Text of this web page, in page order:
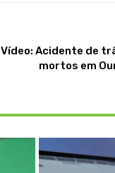
Vídeo: Acidente de
mortos em